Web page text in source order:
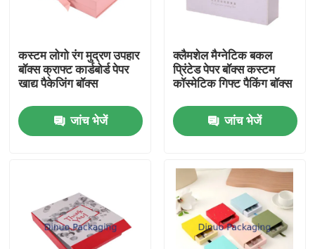
घर
वीडियो
कस्टम लोगो रंग मुद्रण उपहार
बॉक्स क्राफ्ट कार्डबोर्ड पेपर
खाद्य पैकेजिंग बॉक्स
जांच भेजें
क्लैमशेल मैग्नेटिक बकल
प्रिंटेड पेपर बॉक्स कस्टम
कॉस्मेटिक गिफ्ट पैकिंग बॉक्स
जांच भेजें